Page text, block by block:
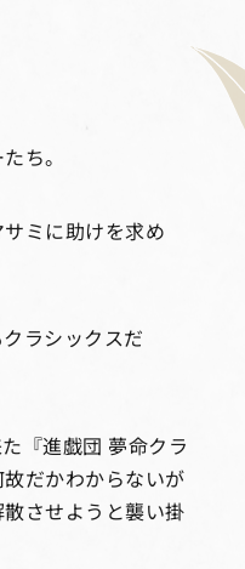
ち。
ミに助けを求め
ラシックスだ
『進戯団 夢命クラ
だかわからないが
させようと襲い掛